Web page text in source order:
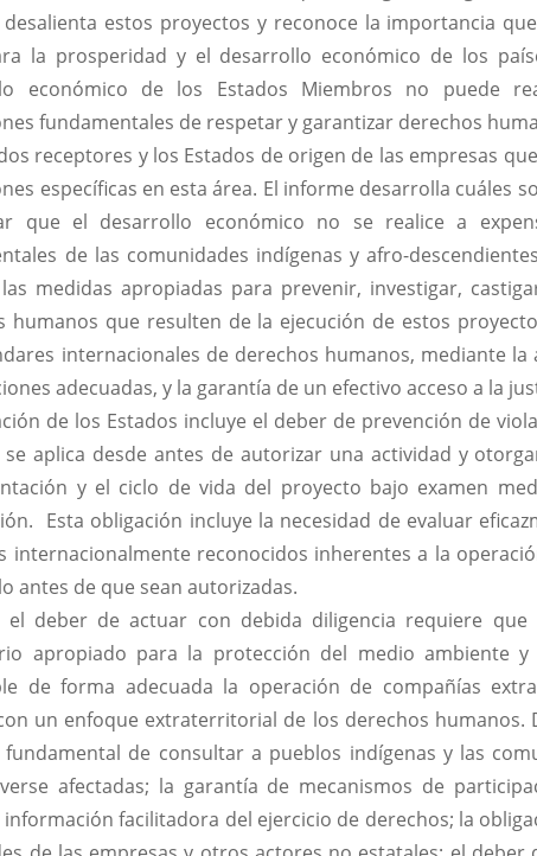
desalienta estos proyectos y reconoce la importancia
la prosperidad y el desarrollo económico de los
económico de los Estados Miembros no puede
fundamentales de respetar y garantizar derechos
receptores y los Estados de origen de las empresas
específicas en esta área. El informe desarrolla cuáles
que el desarrollo económico no se realice a
de las comunidades indígenas y afro-
medidas apropiadas para prevenir, investigar,
humanos que resulten de la ejecución de estos
internacionales de derechos humanos, mediante
adecuadas, y la garantía de un efectivo acceso a la
de los Estados incluye el deber de prevención de
se aplica desde antes de autorizar una actividad y
y el ciclo de vida del proyecto bajo examen
Esta obligación incluye la necesidad de evaluar
internacionalmente reconocidos inherentes a la
antes de que sean autorizadas.
el deber de actuar con debida diligencia requiere
apropiado para la protección del medio ambiente
de forma adecuada la operación de compañías
un enfoque extraterritorial de los derechos humanos.
de consultar a pueblos indígenas y las
afectadas; la garantía de mecanismos de
información facilitadora del ejercicio de derechos; la